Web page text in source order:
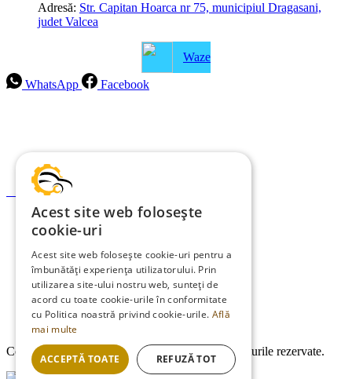
Adresă: Str. Capitan Hoarca nr 75, municipiul Dragasani,
judet Valcea
Waze
WhatsApp
Facebook
Politica de ramburs și retur
Formular de retur
Garanții
Termeni și condiții
Politica de Cookies
Politica de confidențialitate
Copyright © 2013-2026
EDMauto.roToate drepturile rezervate.
Acest site web folosește
cookie-uri
Acest site web folosește cookie-uri pentru a
îmbunătăți experiența utilizatorului. Prin
utilizarea site-ului nostru web, sunteți de
acord cu toate cookie-urile în conformitate
cu Politica noastră privind cookie-urile. Află
mai multe
ACCEPTĂ TOATE REFUZĂ TOT